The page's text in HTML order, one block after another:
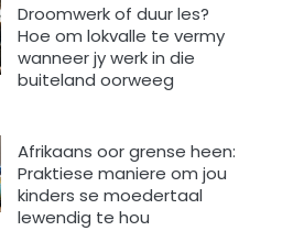
Droomwerk of duur les?
Hoe om lokvalle te vermy
wanneer jy werk in die
buiteland oorweeg
Afrikaans oor grense heen:
Praktiese maniere om jou
kinders se moedertaal
lewendig te hou